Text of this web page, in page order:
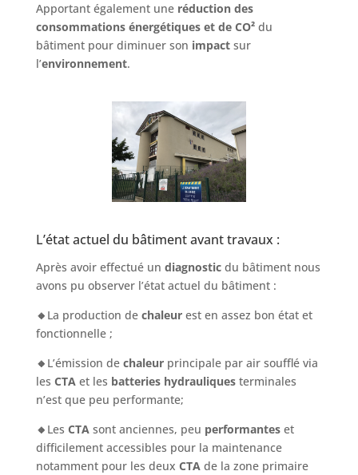
Apportant également une réduction des
consommations énergétiques et de CO²du
bâtiment pour diminuer son impactsur
l’environnement.
L’état actuel du bâtiment avant travaux :
Après avoir effectué un diagnosticdu bâtiment nous
avons pu observer l’état actuel du bâtiment :
🔸 La production de chaleurest en assez bon état et
fonctionnelle ;
🔸 L’émission de chaleurprincipale par air soufflé via
les CTA et les batteries hydrauliquesterminales
n’est que peu performante;
🔸 Les CTA sont anciennes, peu performanteset
difficilement accessibles pour la maintenance
notamment pour les deux CTA de la zone primaire